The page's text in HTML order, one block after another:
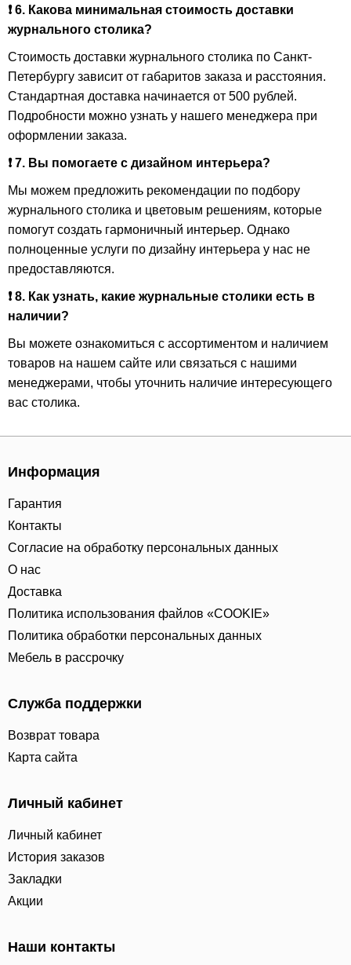
❗ 6. Какова минимальная стоимость доставки
журнального столика?
Стоимость доставки журнального столика по Санкт-
Петербургу зависит от габаритов заказа и расстояния.
Стандартная доставка начинается от 500 рублей.
Подробности можно узнать у нашего менеджера при
оформлении заказа.
❗ 7. Вы помогаете с дизайном интерьера?
Мы можем предложить рекомендации по подбору
журнального столика и цветовым решениям, которые
помогут создать гармоничный интерьер. Однако
полноценные услуги по дизайну интерьера у нас не
предоставляются.
❗ 8. Как узнать, какие журнальные столики есть в
наличии?
Вы можете ознакомиться с ассортиментом и наличием
товаров на нашем сайте или связаться с нашими
менеджерами, чтобы уточнить наличие интересующего
вас столика.
Информация
Гарантия
Контакты
Согласие на обработку персональных данных
О нас
Доставка
Политика использования файлов «COOKIE»
Политика обработки персональных данных
Мебель в рассрочку
Служба поддержки
Возврат товара
Карта сайта
Личный кабинет
Личный кабинет
История заказов
Закладки
Акции
Наши контакты